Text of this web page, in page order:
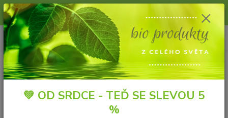
Slunce, koupání a horko dávají vlasům zabrat. Dopřejte jim šetrnou péči s
přírodní vlasovou kosmetikou.
Menu
CZK
+420 606 912 887
9-18:00 hod.
0 ks
za 0,00 Kč
💚 OD SRDCE - TEĎ SE SLEVOU 5
%